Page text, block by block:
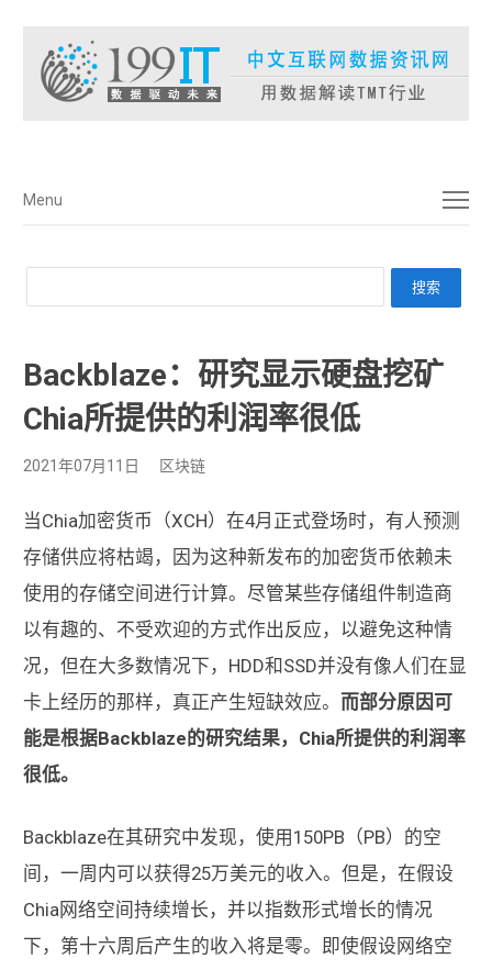
菜单
Menu
Backblaze：研究显示硬盘挖矿
Chia所提供的利润率很低
2021年07月11日 区块链
当Chia加密货币（XCH）在4月正式登场时，有人预测
存储供应将枯竭，因为这种新发布的加密货币依赖未
使用的存储空间进行计算。尽管某些存储组件制造商
以有趣的、不受欢迎的方式作出反应，以避免这种情
况，但在大多数情况下，HDD和SSD并没有像人们在显
卡上经历的那样，真正产生短缺效应。 而部分原因可
能是根据Backblaze的研究结果，Chia所提供的利润率
很低。
Backblaze在其研究中发现，使用150PB（PB）的空
间，一周内可以获得25万美元的收入。但是，在假设
Chia网络空间持续增长，并以指数形式增长的情况
下，第十六周后产生的收入将是零。即使假设网络空